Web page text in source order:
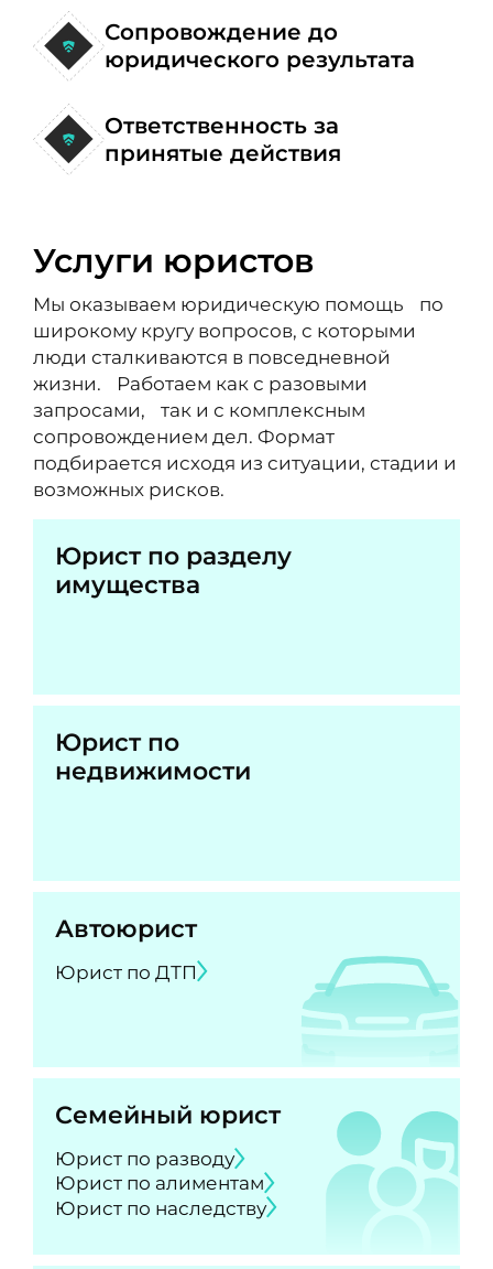
Сопровождение до
юридического результата
Ответственность за
принятые действия
Услуги юристов
Мы оказываем юридическую помощь по
широкому кругу вопросов, с которыми
люди сталкиваются в повседневной
жизни. Работаем как с разовыми
запросами, так и с комплексным
сопровождением дел. Формат
подбирается исходя из ситуации, стадии и
возможных рисков.
Юрист по разделу
имущества
Юрист по
недвижимости
Автоюрист
Юрист по ДТП
Семейный юрист
Юрист по разводу
Юрист по алиментам
Юрист по наследству